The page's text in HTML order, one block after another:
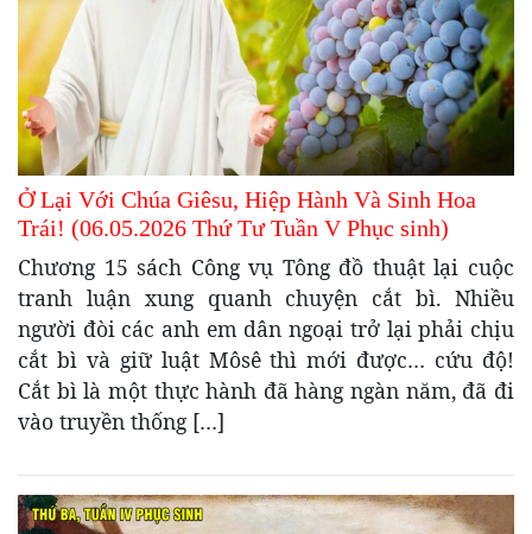
Ở Lại Với Chúa Giêsu, Hiệp Hành Và Sinh Hoa
Trái! (06.05.2026 Thứ Tư Tuần V Phục sinh)
Chương 15 sách Công vụ Tông đồ thuật lại cuộc
tranh luận xung quanh chuyện cắt bì. Nhiều
người đòi các anh em dân ngoại trở lại phải chịu
cắt bì và giữ luật Môsê thì mới được… cứu độ!
Cắt bì là một thực hành đã hàng ngàn năm, đã đi
vào truyền thống […]